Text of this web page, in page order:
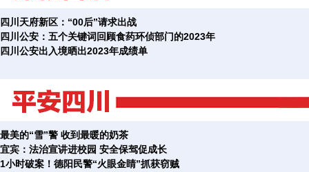
四川天府新区：“00后”请求出战
四川公安：五个关键词回顾食药环侦部门的2023年
四川公安出入境晒出2023年成绩单
最美的“雪”警 收到最暖的奶茶
宜宾：法治宣讲进校园 安全保驾促成长
1小时破案！德阳民警“火眼金睛”抓获窃贼